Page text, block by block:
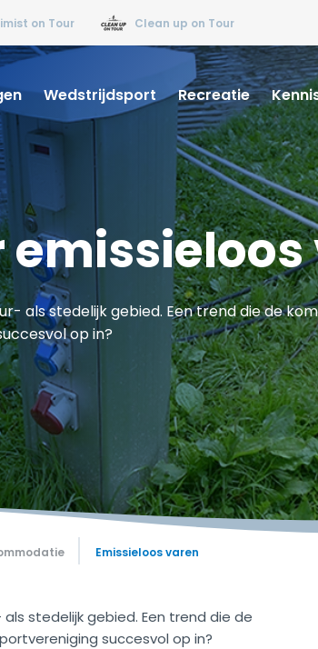
on Tour Clean up on Tour
Wedstrijdsport Recreatie
als stedelijk gebied. Een trend die de
op in?
Emissieloos varen
stedelijk gebied. Een trend die de
succesvol op in?